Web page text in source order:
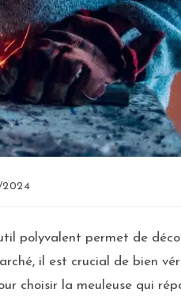
polyvalent permet de
il est crucial de bien
choisir la meuleuse qui